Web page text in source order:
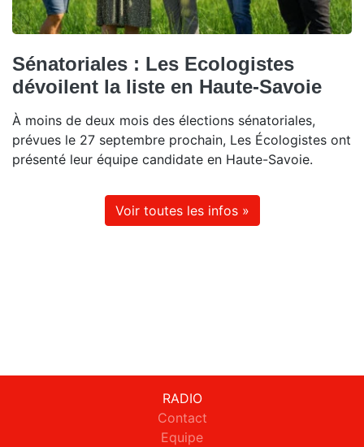
Sénatoriales : Les Ecologistes
dévoilent la liste en Haute-Savoie
À moins de deux mois des élections sénatoriales,
prévues le 27 septembre prochain, Les Écologistes ont
présenté leur équipe candidate en Haute-Savoie.
Voir toutes les infos »
RADIO
Contact
Equipe